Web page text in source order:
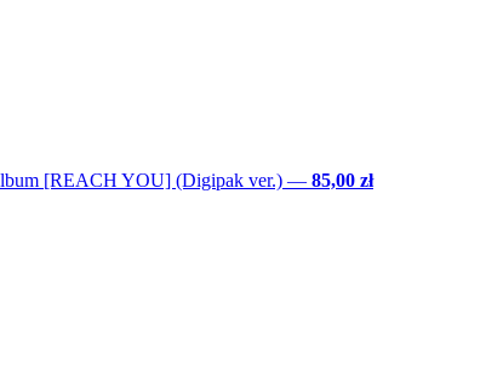
[REACH YOU] (Digipak ver.) — 85,00 zł